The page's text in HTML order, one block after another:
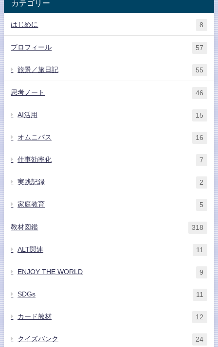
カテゴリー
はじめに 8
プロフィール 57
旅景／旅日記 55
思考ノート 46
AI活用 15
オムニバス 16
仕事効率化 7
実践記録 2
家庭教育 5
教材図鑑 318
ALT関連 11
ENJOY THE WORLD 9
SDGs 11
カード教材 12
クイズバンク 24